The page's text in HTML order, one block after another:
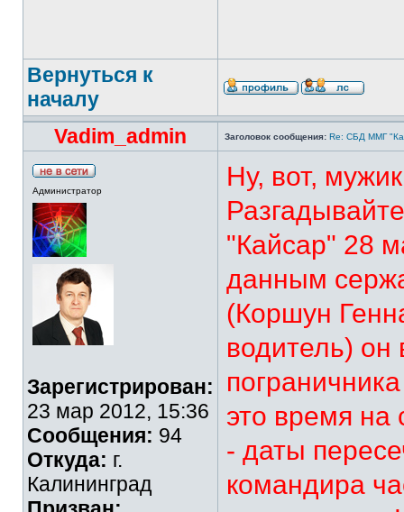
Вернуться к
началу
Vadim_admin
Заголовок сообщения: Re: СБД ММГ
Администратор
Зарегистрирован:
23 мар 2012, 15:36
Сообщения: 94
Откуда: г.
Калининград
Ну, вот,
"Кайсар" 28
данным
(Коршун
водитель) он
это время на
- даты
командира